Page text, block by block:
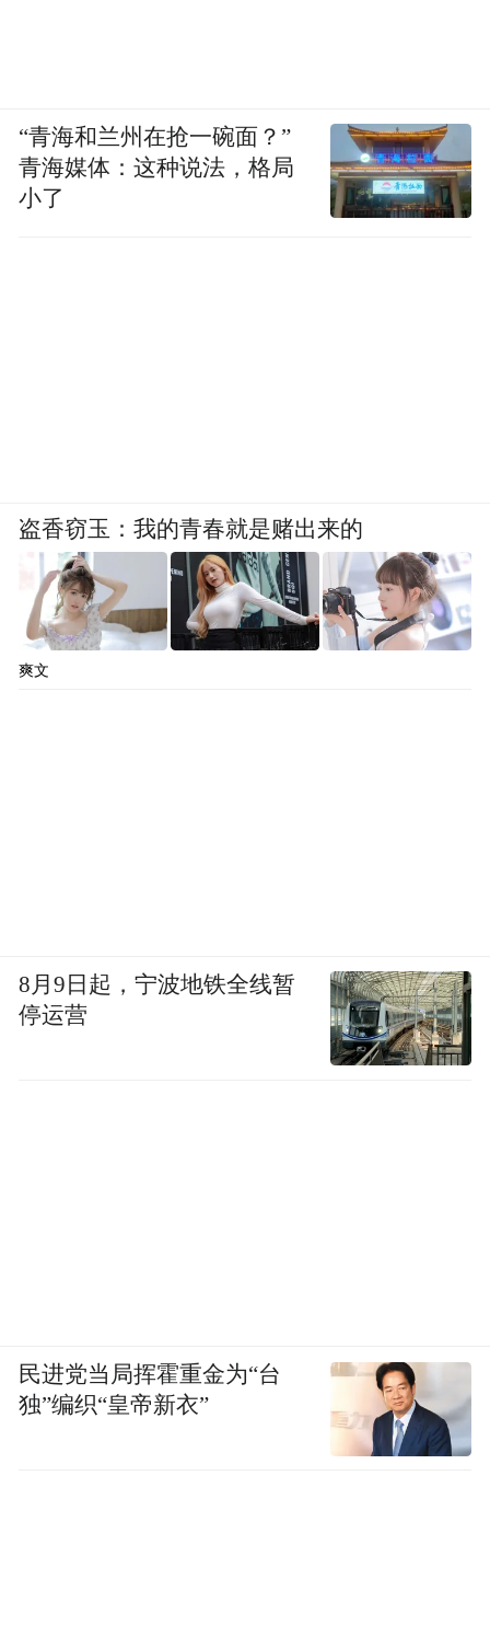
“青海和兰州在抢一碗面？”
青海媒体：这种说法，格局
小了
盗香窃玉：我的青春就是赌出来的
爽文
8月9日起，宁波地铁全线暂
停运营
民进党当局挥霍重金为“台
独”编织“皇帝新衣”